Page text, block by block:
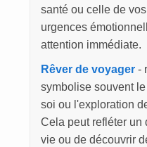
santé ou celle de
urgences
attention immédiate.
Rêver de voyager-
symbolise souvent
soi ou l'exploration
Cela peut refléter un
vie ou de découvrir